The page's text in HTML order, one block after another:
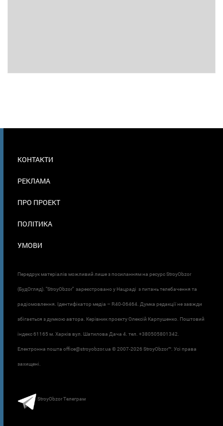
В
КОНТАКТИ
РЕКЛАМА
ПРО ПРОЕКТ
ПОЛІТИКА
УМОВИ
Передрук матеріалів можливий лише з посиланням на ресурс StroyObzor
(БудОгляд). "StroyObzor" зареєстровано у Нацраді з питань телебачення та
радіомовлення. Ідентифікатор медіа – R40-06464. Думка редакції не завжди
збігається з думкою автора. Керівник проєкту Олексій Карпушенко. Поштовий
індекс 61165 м. Харків вул. Шатилова Дача 4. тел. +380505801342.
Електронна пошта office@stroyobzor.ua © 2007-2026 StroyObzor™. Усі права
захищені.
StroyObzor Телеграм